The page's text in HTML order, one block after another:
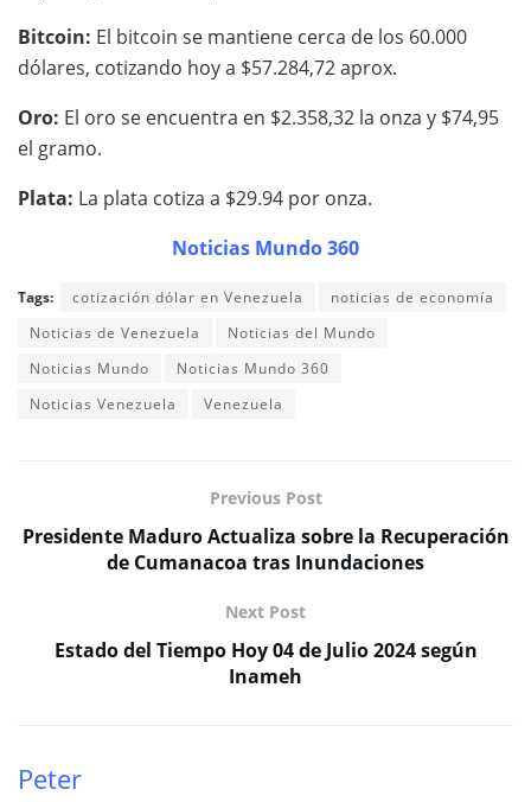
Bitcoin: El bitcoin se mantiene cerca de los 60.000
dólares, cotizando hoy a $57.284,72 aprox.
Oro: El oro se encuentra en $2.358,32 la onza y $74,95
el gramo.
Plata: La plata cotiza a $29.94 por onza.
Noticias Mundo 360
Tags: cotización dólar en Venezuela
noticias de economía
Noticias de Venezuela
Noticias del Mundo
Noticias Mundo
Noticias Mundo 360
Noticias Venezuela
Venezuela
Previous Post
Presidente Maduro Actualiza sobre la Recuperación
de Cumanacoa tras Inundaciones
Next Post
Estado del Tiempo Hoy 04 de Julio 2024 según
Inameh
Peter